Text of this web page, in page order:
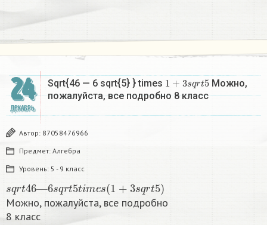
24
ДЕКАБРЬ
Sqrt{46 — 6 sqrt{5} } times 1+3sqrt5
Можно,
пожалуйста, все подробно 8 класс​
Автор: 87058476966
Предмет: Алгебра
Уровень: 5 - 9 класс
t 46 6 t5t im 1+ q )
Можно, пожалуйста, все подробно
8 класс​